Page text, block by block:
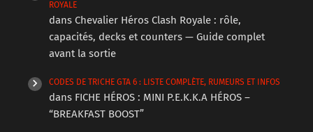
ROYALE
dans Chevalier Héros Clash Royale : rôle,
capacités, decks et counters — Guide complet
avant la sortie
CODES DE TRICHE GTA 6 : LISTE COMPLÈTE, RUMEURS ET INFOS
dans FICHE HÉROS : MINI P.E.K.K.A HÉROS –
“BREAKFAST BOOST”